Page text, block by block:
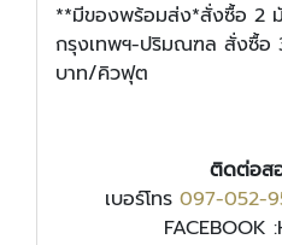
**มีของพร้อมส่ง*สั่งซื้อ 2
กรุงเทพฯ-ปริมณฑล สั่งซื้อ
บาท/คิวฟุต
ติดต่อส
เบอร์โทร 097-052-
FACEBOOK